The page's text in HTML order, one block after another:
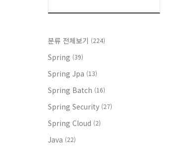
분류 전체보기 (224)
Spring (39)
Spring Jpa (13)
Spring Batch (16)
Spring Security (27)
Spring Cloud (2)
Java (22)